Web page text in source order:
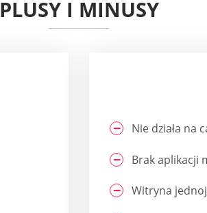
PLUSY I MINUSY
Nie działa na
Brak aplikacji
Witryna